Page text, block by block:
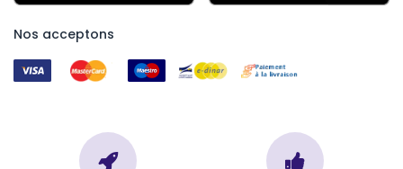
Nos acceptons